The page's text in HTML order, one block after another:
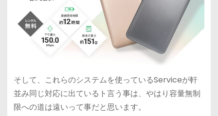
そして、これらのシステムを使っているServiceが軒
並み同じ対応に出ているト言う事は、やはり容量無制
限への道は遠いって事だと思います。